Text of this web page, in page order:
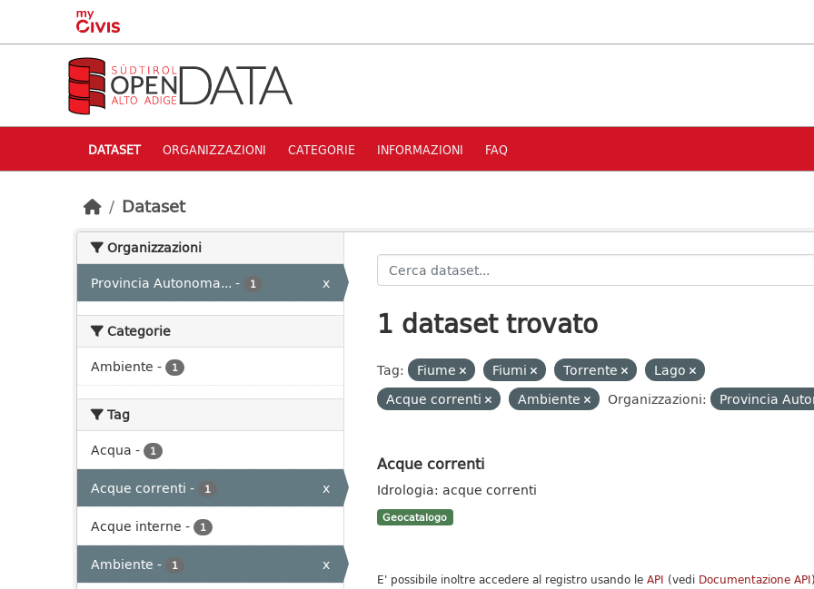
Skip to main content
DATASET ORGANIZZAZIONI CATEGORIE INFORMAZIONI FAQ
Dataset
Organizzazioni
Provincia Autonoma... - 1 x
Categorie
Ambiente - 1
Tag
Acqua - 1
Acque correnti - 1
x
Acque interne - 1
Ambiente - 1
x
1 dataset trovato
Tag: Fiume Fiumi Torrente
Lago
Acque correnti
Ambiente Organizzazioni: Provincia
Acque correnti
Idrologia: acque correnti
Geocatalogo
E' possibile inoltre accedere al registro usando le API (vedi Documentazione API